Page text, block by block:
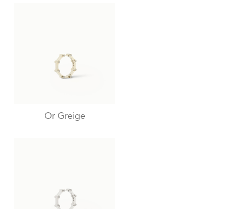
Or Greige